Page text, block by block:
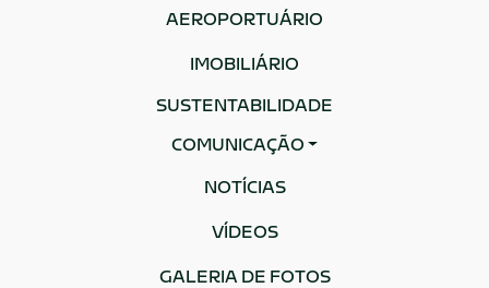
AEROPORTUÁRIO
IMOBILIÁRIO
SUSTENTABILIDADE
COMUNICAÇÃO
NOTÍCIAS
VÍDEOS
GALERIA DE FOTOS